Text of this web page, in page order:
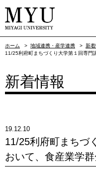
ホーム > 地域連携・産学連携 > 新
11/25利府町まちづくり大学第１回専門
新着情報
19.12.10
11/25利府町まちづ
おいて、食産業学